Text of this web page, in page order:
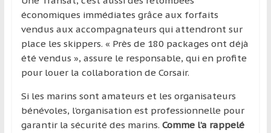
économiques immédiates grâce aux forfaits
vendus aux accompagnateurs qui attendront sur
place les skippers. « Près de 180 packages ont déjà
été vendus », assure le responsable, qui en profite
pour louer la collaboration de Corsair.
Si les marins sont amateurs et les organisateurs
bénévoles, l’organisation est professionnelle pour
garantir la sécurité des marins. Comme l’a rappelé